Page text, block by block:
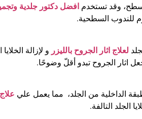
وقد تستخدم افضل دكتور جلدية
لعلاج اثار الجروح بالليزر و لإزالة
اثار الجروح تبدو أقلّ وضوحًا.
الداخلية من الجلد، مما يعمل علي
الجلد التالفة.